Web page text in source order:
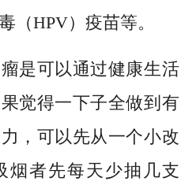
（HPV）疫苗等。
是可以通过健康生活
觉得一下子全做到有
，可以先从一个小改
烟者先每天少抽几支